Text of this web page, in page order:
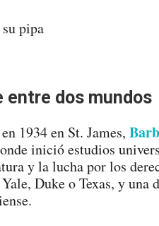
entre dos mundos
1934 en St. James,
inició estudios
y la lucha por los
Duke o Texas, y una